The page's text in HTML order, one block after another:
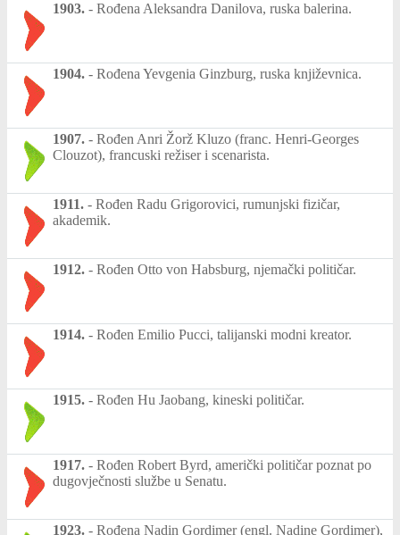
1903. - Rođena Aleksandra Danilova, ruska balerina.
1904. - Rođena Yevgenia Ginzburg, ruska književnica.
1907. - Rođen Anri Žorž Kluzo (franc. Henri-Georges
Clouzot), francuski režiser i scenarista.
1911. - Rođen Radu Grigorovici, rumunjski fizičar,
akademik.
1912. - Rođen Otto von Habsburg, njemački političar.
1914. - Rođen Emilio Pucci, talijanski modni kreator.
1915. - Rođen Hu Jaobang, kineski političar.
1917. - Rođen Robert Byrd, američki političar poznat po
dugovječnosti službe u Senatu.
1923. - Rođena Nadin Gordimer (engl. Nadine Gordimer),